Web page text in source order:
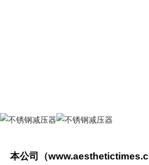
本公司（